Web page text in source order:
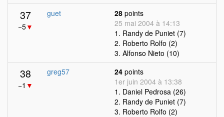
37
−5▼
guet 28 points
25 mai 2004 à 14:13
1. Randy de Puniet (7)
2. Roberto Rolfo (2)
3. Alfonso Nieto (10)
38
−1 ▼
greg57 24 points
1er juin 2004 à 13:38
1. Daniel Pedrosa (26)
2. Randy de Puniet (7)
3. Roberto Rolfo (2)